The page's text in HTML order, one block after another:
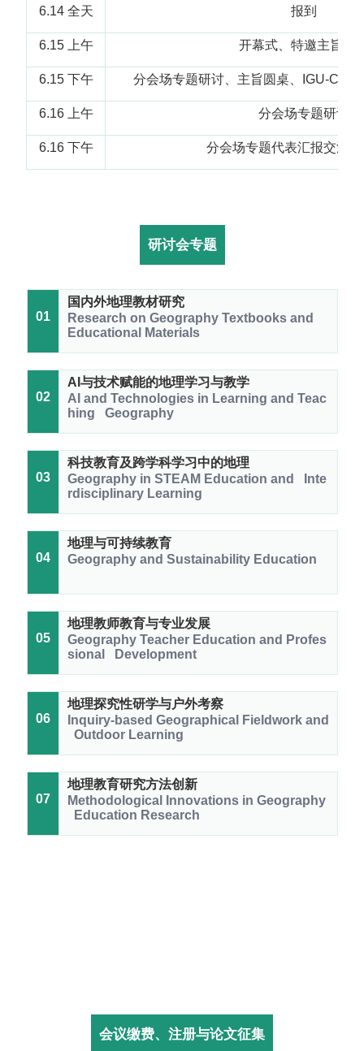
6.14 全天 报到
6.15 上午 开幕式、特邀主旨报
6.15 下午 分会场专题研讨、主旨圆桌、IGU-CGE
6.16 上午 分会场专题研讨
6.16 下午 分会场专题代表汇报交流
研讨会专题
01
国内外地理教材研究
Research on Geography Textbooks and
Educational Materials
02
AI与技术赋能的地理学习与教学
AI and Technologies in Learning and Teac
hing Geography
03
科技教育及跨学科学习中的地理
Geography in STEAM Education and Inte
rdisciplinary Learning
04
地理与可持续教育
Geography and Sustainability Education
05
地理教师教育与专业发展
Geography Teacher Education and Profes
sional Development
06
地理探究性研学与户外考察
Inquiry-based Geographical Fieldwork and
Outdoor Learning
07
地理教育研究方法创新
Methodological Innovations in Geography
Education Research
会议缴费、 注册与论文征集